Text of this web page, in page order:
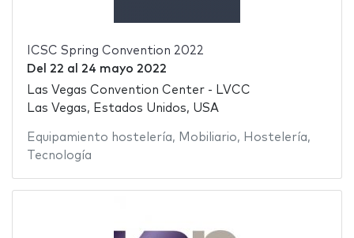
ICSC Spring Convention 2022
Del 22 al 24 mayo 2022
Las Vegas Convention Center - LVCC
Las Vegas, Estados Unidos, USA
Equipamiento hostelería, Mobiliario, Hostelería,
Tecnología